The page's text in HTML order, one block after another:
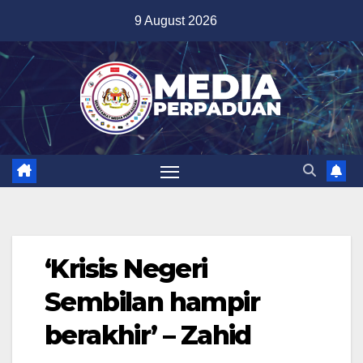
content
9 August 2026
‘Krisis Negeri
Sembilan hampir
berakhir’ – Zahid